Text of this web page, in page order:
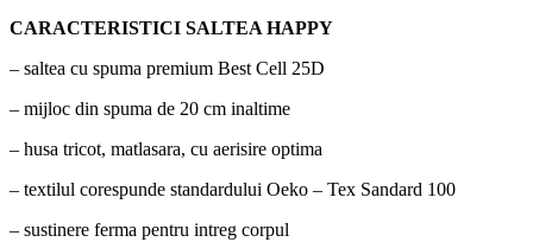
CARACTERISTICI SALTEA HAPPY
– saltea cu spuma premium Best Cell 25D
– mijloc din spuma de 20 cm inaltime
– husa tricot, matlasara, cu aerisire optima
– textilul corespunde standardului Oeko – Tex Sandard 100
– sustinere ferma pentru intreg corpul